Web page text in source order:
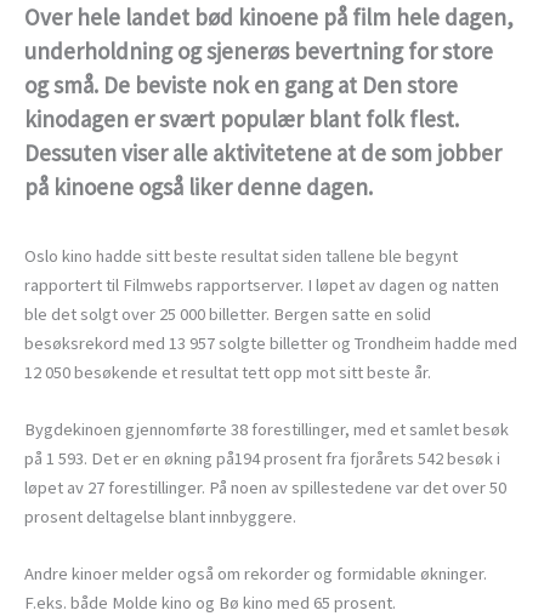
Over hele landet bød kinoene på film hele dagen,
underholdning og sjenerøs bevertning for store
og små. De beviste nok en gang at Den store
kinodagen er svært populær blant folk flest.
Dessuten viser alle aktivitetene at de som jobber
på kinoene også liker denne dagen.
Oslo kino hadde sitt beste resultat siden tallene ble begynt
rapportert til Filmwebs rapportserver. I løpet av dagen og natten
ble det solgt over 25 000 billetter. Bergen satte en solid
besøksrekord med 13 957 solgte billetter og Trondheim hadde med
12 050 besøkende et resultat tett opp mot sitt beste år.
Bygdekinoen gjennomførte 38 forestillinger, med et samlet besøk
på 1 593. Det er en økning på194 prosent fra fjorårets 542 besøk i
løpet av 27 forestillinger. På noen av spillestedene var det over 50
prosent deltagelse blant innbyggere.
Andre kinoer melder også om rekorder og formidable økninger.
F.eks. både Molde kino og Bø kino med 65 prosent.